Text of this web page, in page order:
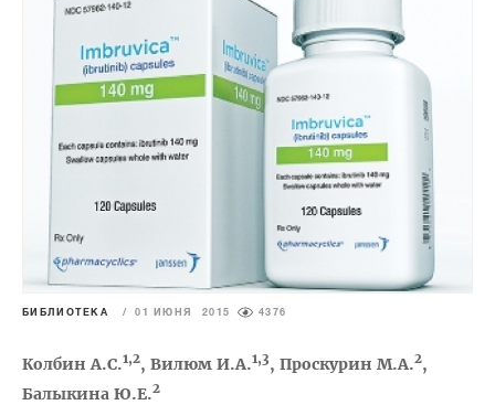
БИБЛИОТЕКА / 01 ИЮНЯ 2015 4376
Колбин А.С.1,2, Вилюм И.А.1,3, Проскурин М.А.2,
Балыкина Ю.Е.2